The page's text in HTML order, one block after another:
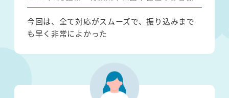
今回は、全て対応がスムーズで、振り込みまで
も早く非常によかった